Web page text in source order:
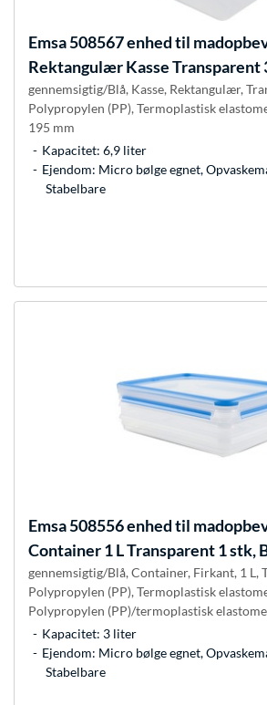
Emsa508567 enhed til
Rektangulær Kasse Transparent
gennemsigtig/Blå, Kasse, Rektangulær,
Polypropylen (PP), Termoplastisk
195 mm
Kapacitet: 6,9 liter
Ejendom: Micro bølge egnet,
Stabelbare
Emsa508556 enhed til
Container 1 L Transparent 1 stk,
gennemsigtig/Blå, Container, Firkant, 1 L,
Polypropylen (PP), Termoplastisk
Polypropylen (PP)/termoplastisk
Kapacitet: 3 liter
Ejendom: Micro bølge egnet,
Stabelbare